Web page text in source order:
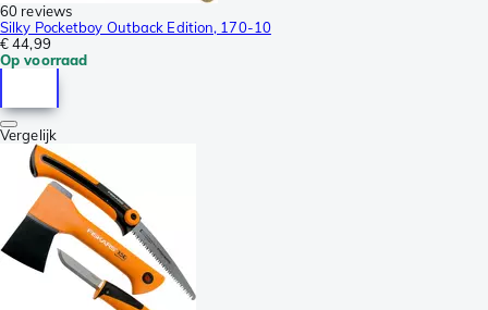
60 reviews
Silky Pocketboy Outback Edition, 170-10
€ 44,99
Op voorraad
Vergelijk